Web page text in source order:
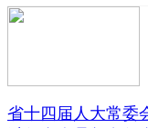
省十四届人大常委